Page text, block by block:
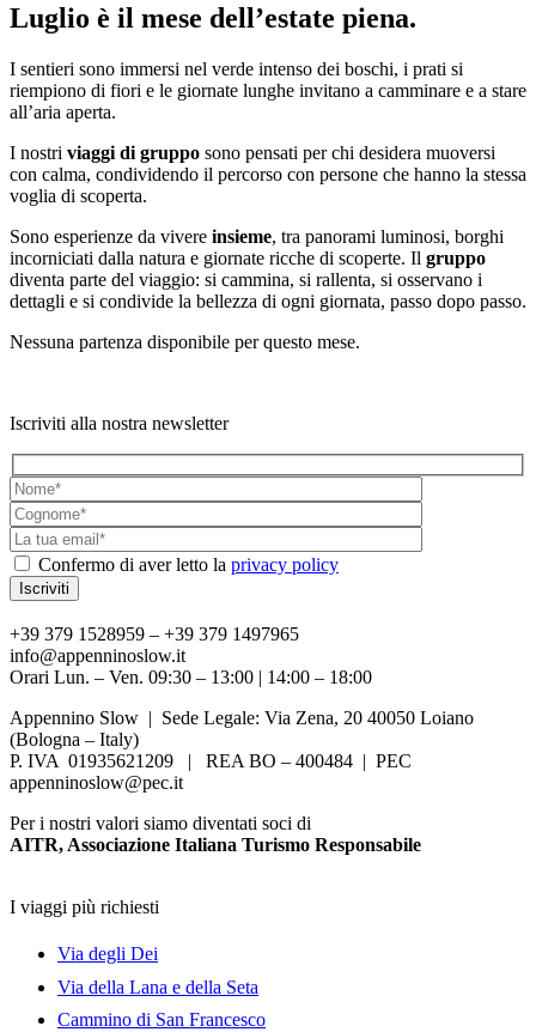
Luglio è il mese dell’estate piena.
I sentieri sono immersi nel verde intenso dei boschi, i prati si
riempiono di fiori e le giornate lunghe invitano a camminare e a stare
all’aria aperta.
I nostri viaggi di gruppo sono pensati per chi desidera muoversi
con calma, condividendo il percorso con persone che hanno la stessa
voglia di scoperta.
Sono esperienze da vivere insieme, tra panorami luminosi, borghi
incorniciati dalla natura e giornate ricche di scoperte. Il gruppo
diventa parte del viaggio: si cammina, si rallenta, si osservano i
dettagli e si condivide la bellezza di ogni giornata, passo dopo passo.
Nessuna partenza disponibile per questo mese.
Iscriviti alla nostra newsletter
Confermo di aver letto la privacy policy
+39 379 1528959 – +39 379 1497965
info@appenninoslow.it
Orari Lun. – Ven. 09:30 – 13:00 | 14:00 – 18:00
Appennino Slow | Sede Legale: Via Zena, 20 40050 Loiano
(Bologna – Italy)
P. IVA 01935621209 | REA BO – 400484 | PEC
appenninoslow@pec.it
Per i nostri valori siamo diventati soci di
AITR, Associazione Italiana Turismo Responsabile
I viaggi più richiesti
Via degli Dei
Via della Lana e della Seta
Cammino di San Francesco